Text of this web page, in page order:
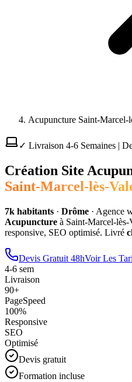
Acupuncture Saint-Marcel-
✓ Livraison 4-6 Semaines |
Création Site
Saint-Marcel-lès-
7k habitants · Drôme · Agence
Acupuncture à Saint-Marcel-lès-
responsive, SEO optimisé. Livré
Devis Gratuit 48hVoir Les
4-6 sem
Livraison
90+
PageSpeed
100%
Responsive
SEO
Optimisé
Devis gratuit
Formation incluse